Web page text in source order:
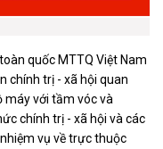
quốc MTTQ Việt Nam
chính trị - xã hội quan
máy với tầm vóc và
chính trị - xã hội và các
vụ về trực thuộc